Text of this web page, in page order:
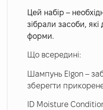
Цей набір –
зібрали засоби,
форми.
Що всередині:
Шампунь Elgon –
зберегти
ID Moisture